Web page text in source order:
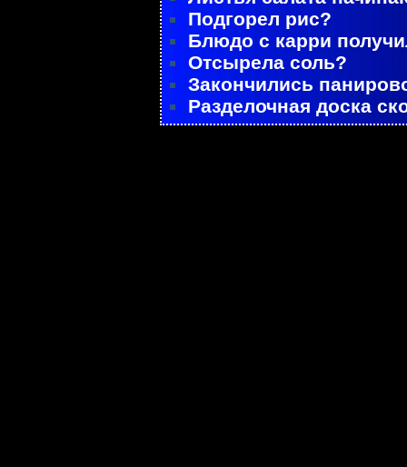
Подгорел рис?
Блюдо с карри
Отсырела соль?
Закончились
Разделочная доска